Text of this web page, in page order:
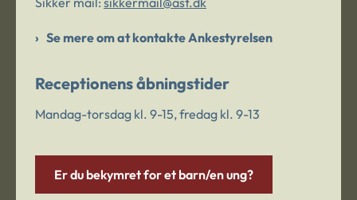
Se mere om at kontakte Ankestyrelsen
Receptionens åbningstider
Mandag-torsdag kl. 9-15, fredag kl. 9-13
Er du bekymret for et barn/en ung?